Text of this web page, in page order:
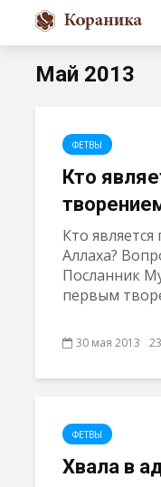
Май 2013
ФЕТВЫ
Кто
Кто
Аллаха?
Посланник
первым
30 мая 2013
ФЕТВЫ
Хвала в